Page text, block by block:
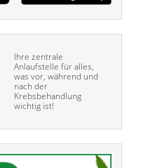
Ihre zentrale
Anlaufstelle für alles,
was vor, während und
nach der
Krebsbehandlung
wichtig ist!